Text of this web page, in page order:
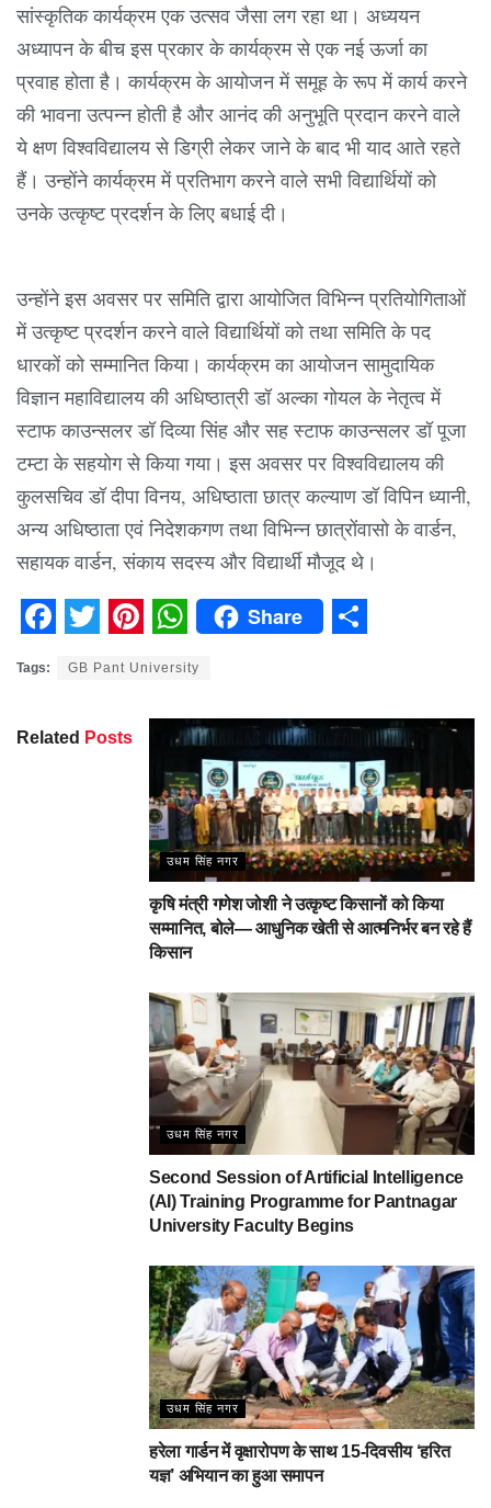
सांस्कृतिक कार्यक्रम एक उत्सव जैसा लग रहा था। अध्ययन
अध्यापन के बीच इस प्रकार के कार्यक्रम से एक नई ऊर्जा का
प्रवाह होता है। कार्यक्रम के आयोजन में समूह के रूप में कार्य करने
की भावना उत्पन्न होती है और आनंद की अनुभूति प्रदान करने वाले
ये क्षण विश्वविद्यालय से डिग्री लेकर जाने के बाद भी याद आते रहते
हैं। उन्होंने कार्यक्रम में प्रतिभाग करने वाले सभी विद्यार्थियों को
उनके उत्कृष्ट प्रदर्शन के लिए बधाई दी।
उन्होंने इस अवसर पर समिति द्वारा आयोजित विभिन्न प्रतियोगिताओं
में उत्कृष्ट प्रदर्शन करने वाले विद्यार्थियों को तथा समिति के पद
धारकों को सम्मानित किया। कार्यक्रम का आयोजन सामुदायिक
विज्ञान महाविद्यालय की अधिष्ठात्री डॉ अल्का गोयल के नेतृत्व में
स्टाफ काउन्सलर डॉ दिव्या सिंह और सह स्टाफ काउन्सलर डॉ पूजा
टम्टा के सहयोग से किया गया। इस अवसर पर विश्वविद्यालय की
कुलसचिव डॉ दीपा विनय, अधिष्ठाता छात्र कल्याण डॉ विपिन ध्यानी,
अन्य अधिष्ठाता एवं निदेशकगण तथा विभिन्न छात्रोंवासो के वार्डन,
सहायक वार्डन, संकाय सदस्य और विद्यार्थी मौजूद थे।
Share
Tags: GB Pant University
Related Posts
उधम सिंह नगर
कृषि मंत्री गणेश जोशी ने उत्कृष्ट किसानों को किया
सम्मानित, बोले— आधुनिक खेती से आत्मनिर्भर बन रहे हैं
किसान
उधम सिंह नगर
Second Session of Artificial Intelligence
(AI) Training Programme for Pantnagar
University Faculty Begins
उधम सिंह नगर
हरेला गार्डन में वृक्षारोपण के साथ 15-दिवसीय ‘हरित
यज्ञ’ अभियान का हुआ समापन